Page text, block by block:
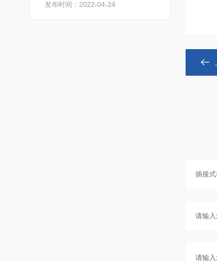
发布时间：2022-04-24